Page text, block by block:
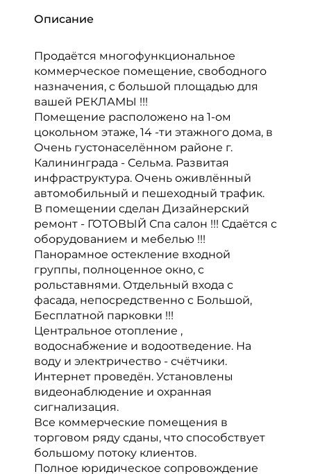
Описание
Продаётся многофункциональное
коммерческое помещение, свободного
назначения, с большой площадью для
вашей РЕКЛАМЫ !!!
Помещение расположено на 1-ом
цокольном этаже, 14 -ти этажного дома, в
Очень густонаселённом районе г.
Калининграда - Сельма. Развитая
инфраструктура. Очень оживлённый
автомобильный и пешеходный трафик.
В помещении сделан Дизайнерский
ремонт - ГОТОВЫЙ Спа салон !!! Сдаётся с
оборудованием и мебелью !!!
Панорамное остекление входной
группы, полноценное окно, с
рольставнями. Отдельный входа с
фасада, непосредственно с Большой,
Бесплатной парковки !!!
Центральное отопление ,
водоснабжение и водоотведение. На
воду и электричество - счётчики.
Интернет проведён. Установлены
видеонаблюдение и охранная
сигнализация.
Все коммерческие помещения в
торговом ряду сданы, что способствует
большому потоку клиентов.
Полное юридическое сопровождение